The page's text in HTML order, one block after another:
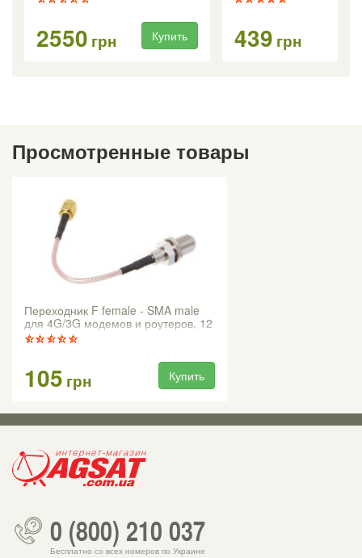
2550 грн Купить 439 грн
Просмотренные товары
Переходник F female - SMA male
для 4G/3G модемов и роутеров, 12
см
105 грн Купить
0 (800) 210 037
Бесплатно со всех номеров по Украине